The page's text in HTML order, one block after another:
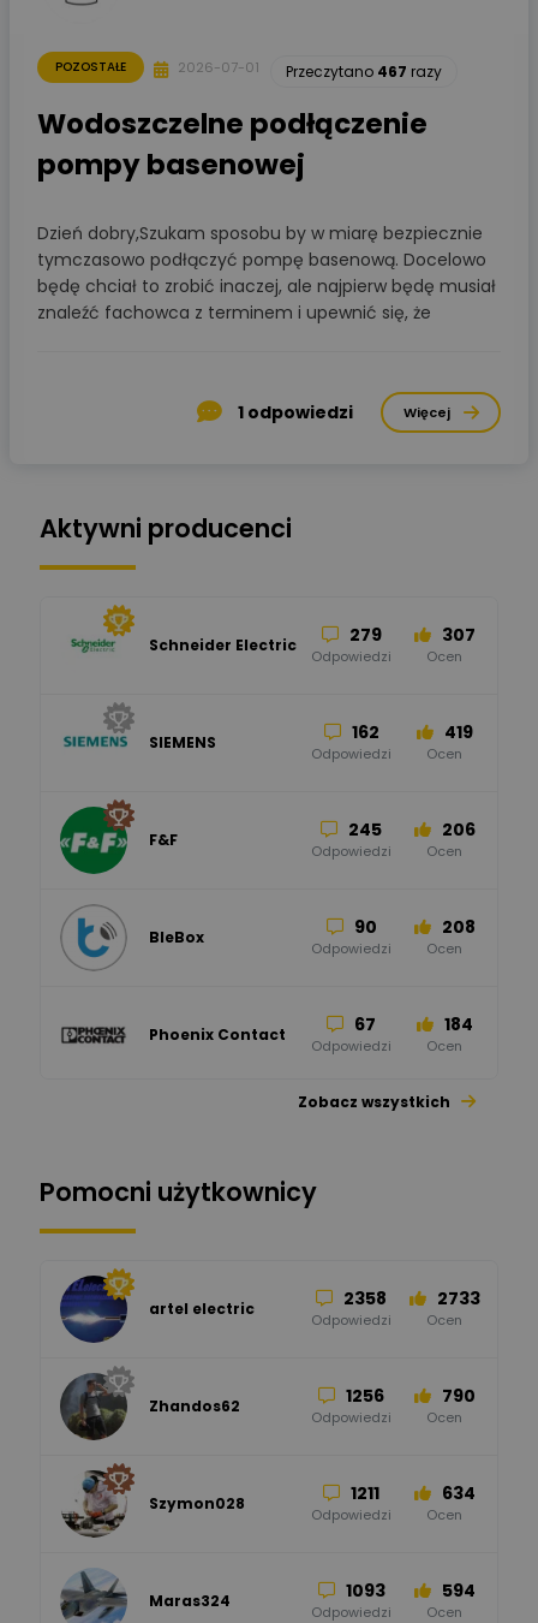
POZOSTAŁE 2026-07-01 Przeczytano 467 razy
Wodoszczelne podłączenie
pompy basenowej
Dzień dobry,Szukam sposobu by w miarę bezpiecznie
tymczasowo podłączyć pompę basenową. Docelowo
będę chciał to zrobić inaczej, ale najpierw będę musiał
znaleźć fachowca z terminem i upewnić się, że
1 odpowiedzi Więcej
Aktywni producenci
Schneider Electric 279
Odpowiedzi
307
Ocen
SIEMENS 162
Odpowiedzi
419
Ocen
F&F 245
Odpowiedzi
206
Ocen
BleBox 90
Odpowiedzi
208
Ocen
Phoenix Contact 67
Odpowiedzi
184
Ocen
ELKO-BIS Systemy
47 67
50 59
52 45
Zobacz wszystkich
Pomocni użytkownicy
artel electric 2358
Odpowiedzi
2733
Ocen
Zhandos62 1256
Odpowiedzi
790
Ocen
Szymon028 1211
Odpowiedzi
634
Ocen
Maras324 1093
Odpowiedzi
594
Ocen